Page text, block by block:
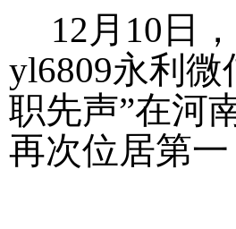
12月10日
yl6809永利
职先声”在河
再次位居第